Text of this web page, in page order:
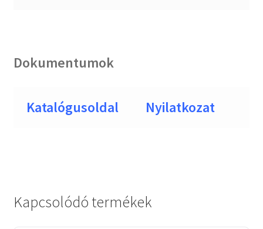
Dokumentumok
Katalógusoldal Nyilatkozat
Kapcsolódó termékek